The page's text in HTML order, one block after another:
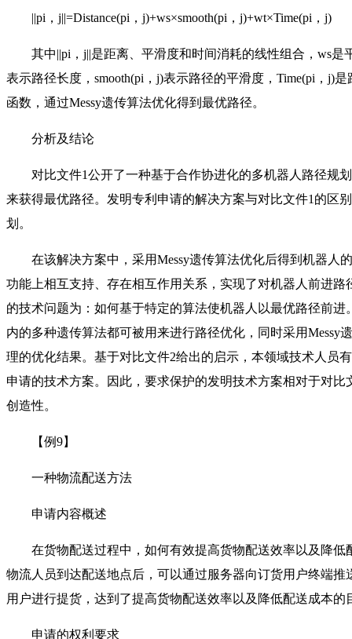
||pi，j||=Distance(pi，j)+ws×smooth(pi，j)+wt×Time(pi，j)
其中||pi，j||是距离、平滑度和时间消耗的线性组合，ws是
表示路径长度，smooth(pi，j)表示路径的平滑度，Time(pi，j)
函数，通过Messy遗传算法优化得到最优路径。
分析及结论
对比文件1公开了一种基于合作协进化的多机器人路径规
来获得最优路径。发明专利申请的解决方案与对比文件1的区
划。
在该解决方案中，采用Messy遗传算法优化后得到机器人
功能上相互支持、存在相互作用关系，实现了对机器人前进
的技术问题为：如何基于特定的算法使机器人以最优路径前
内的多种遗传算法都可被用来进行路径优化，同时采用Messy
理的优化结果。基于对比文件2给出的启示，本领域技术人员
申请的技术方案。因此，要求保护的发明技术方案相对于对
创造性。
【例9】
一种物流配送方法
申请内容概述
在货物配送过程中，如何有效提高货物配送效率以及降低
物流人员到达配送地点后，可以通过服务器向订货用户终端
用户进行提货，达到了提高货物配送效率以及降低配送成本的
申请的权利要求